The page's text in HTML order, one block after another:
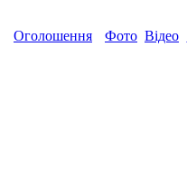
Оголошення Фото Відео